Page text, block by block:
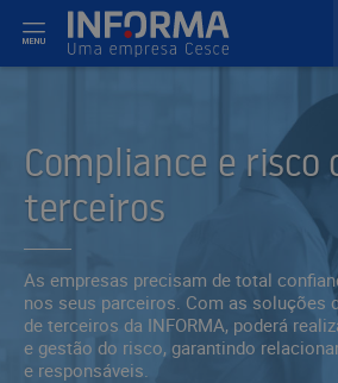
Compliance e risco
terceiros
As empresas precisam de total
nos seus parceiros. Com as soluções
de terceiros da INFORMA, poderá
e gestão do risco, garantindo
e responsáveis.